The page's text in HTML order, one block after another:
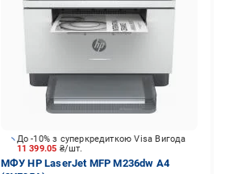
11 399.05 ₴/шт.
До -10% з суперкредиткою Visa Вигода
МФУ HP LaserJet MFP M236dw А4